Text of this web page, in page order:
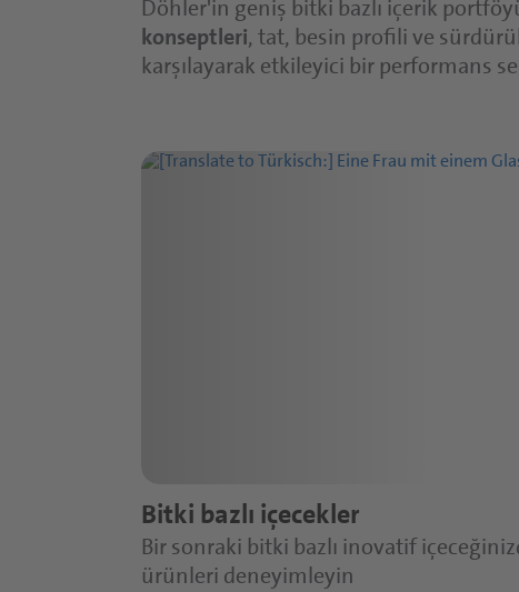
Döhler'in geniş bitki bazlı içerik
konseptleri, tat, besin profili ve
karşılayarak etkileyici bir performans
Bitki bazlı içecekler
Bir sonraki bitki bazlı inovatif
ürünleri deneyimleyin